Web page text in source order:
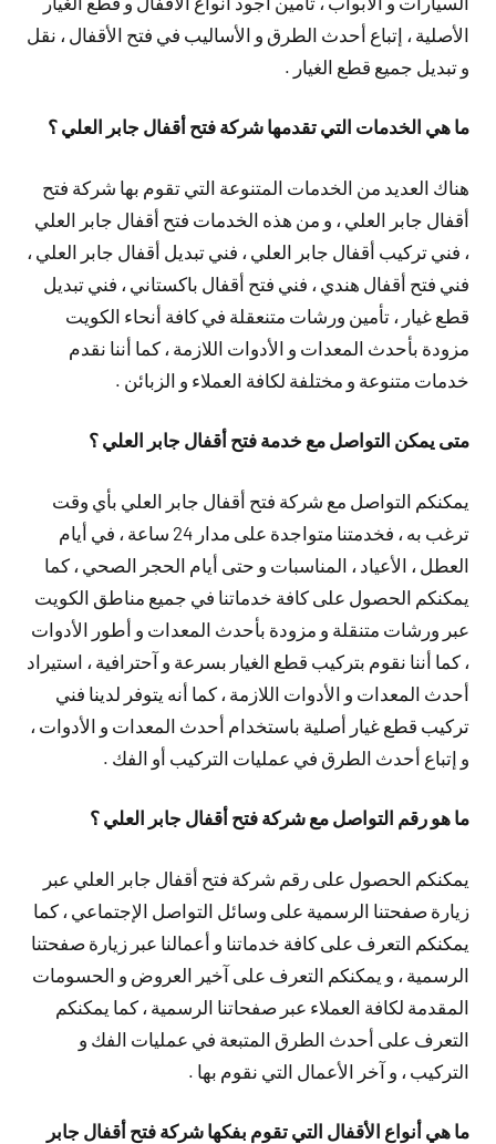
الأصلية ، إتباع أحدث الطرق و الأساليب في فتح الأقفال ، نقل
و تبديل جميع قطع الغيار .
ما هي الخدمات التي تقدمها شركة فتح أقفال جابر العلي ؟
هناك العديد من الخدمات المتنوعة التي تقوم بها شركة فتح
أقفال جابر العلي ، و من هذه الخدمات فتح أقفال جابر العلي
، فني تركيب أقفال جابر العلي ، فني تبديل أقفال جابر العلي ،
فني فتح أقفال هندي ، فني فتح أقفال باكستاني ، فني تبديل
قطع غيار ، تأمين ورشات متنعقلة في كافة أنحاء الكويت
مزودة بأحدث المعدات و الأدوات اللازمة ، كما أننا نقدم
خدمات متنوعة و مختلفة لكافة العملاء و الزبائن .
متى يمكن التواصل مع خدمة فتح أقفال جابر العلي ؟
يمكنكم التواصل مع شركة فتح أقفال جابر العلي بأي وقت
ترغب به ، فخدمتنا متواجدة على مدار 24 ساعة ، في أيام
العطل ، الأعياد ، المناسبات و حتى أيام الحجر الصحي ، كما
يمكنكم الحصول على كافة خدماتنا في جميع مناطق الكويت
عبر ورشات متنقلة و مزودة بأحدث المعدات و أطور الأدوات
، كما أننا نقوم بتركيب قطع الغيار بسرعة و آحترافية ، استيراد
أحدث المعدات و الأدوات اللازمة ، كما أنه يتوفر لدينا فني
تركيب قطع غيار أصلية باستخدام أحدث المعدات و الأدوات ،
و إتباع أحدث الطرق في عمليات التركيب أو الفك .
ما هو رقم التواصل مع شركة فتح أقفال جابر العلي ؟
يمكنكم الحصول على رقم شركة فتح أقفال جابر العلي عبر
زيارة صفحتنا الرسمية على وسائل التواصل الإجتماعي ، كما
يمكنكم التعرف على كافة خدماتنا و أعمالنا عبر زيارة صفحتنا
الرسمية ، و يمكنكم التعرف على آخير العروض و الحسومات
المقدمة لكافة العملاء عبر صفحاتنا الرسمية ، كما يمكنكم
التعرف على أحدث الطرق المتبعة في عمليات الفك و
التركيب ، و آخر الأعمال التي نقوم بها .
ما هي أنواع الأقفال التي تقوم بفكها شركة فتح أقفال جابر